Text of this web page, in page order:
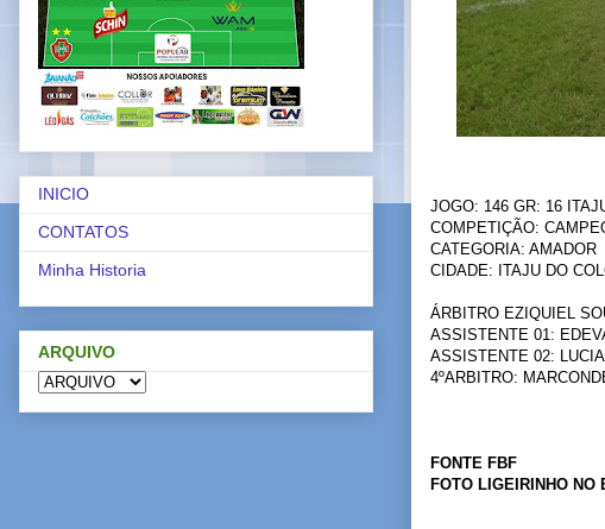
JOGO: 146 GR: 16
COMPETIÇÃO:
CATEGORIA: AMADOR
CIDADE: ITAJU DO
ÁRBITRO EZIQUIEL
ASSISTENTE 01:
ASSISTENTE 02:
4ºARBITRO:
FONTE FBF
FOTO LIGEIRINHO NO
INICIO
CONTATOS
Minha Historia
ARQUIVO